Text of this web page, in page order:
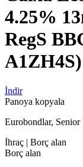
4.25%
RegS
A1ZH4S)
İndir
Panoya kopyala
Eurobondlar, Senior
İhraç | Borç alan
Borç alan